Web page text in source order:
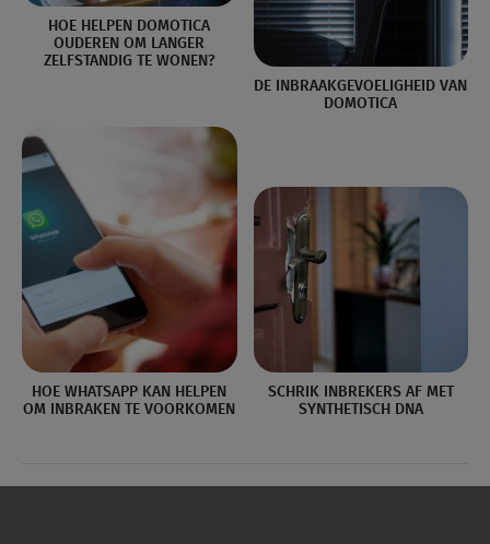
HOE HELPEN DOMOTICA
OUDEREN OM LANGER
ZELFSTANDIG TE WONEN?
DE INBRAAKGEVOELIGHEID VAN
DOMOTICA
HOE WHATSAPP KAN HELPEN
OM INBRAKEN TE VOORKOMEN
SCHRIK INBREKERS AF MET
SYNTHETISCH DNA